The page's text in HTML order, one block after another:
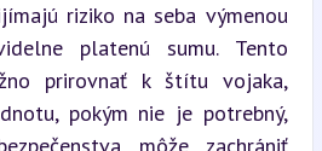
riziko na seba výmenou
platenú sumu. Tento
prirovnať k štítu vojaka,
pokým nie je potrebný,